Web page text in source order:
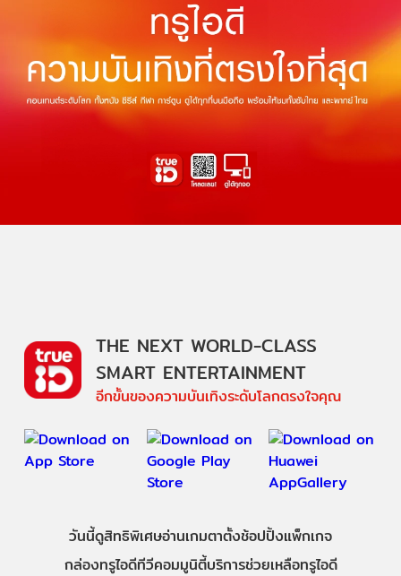
THE NEXT WORLD-CLASS
SMART ENTERTAINMENT
อีกขั้นของความบันเทิงระดับโลกตรงใจคุณ
วันนี้ดูสิทธิพิเศษอ่านเกมตาตั้งช้อปปิ้งแพ็กเกจ
กล่องทรูไอดีทีวีคอมมูนิตี้บริการช่วยเหลือทรูไอดี